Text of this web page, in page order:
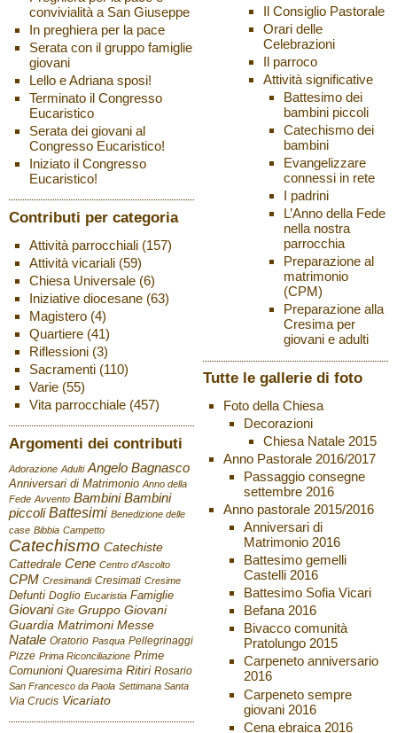
convivialità a San Giuseppe
In preghiera per la pace
Serata con il gruppo famiglie
giovani
Lello e Adriana sposi!
Terminato il Congresso
Eucaristico
Serata dei giovani al
Congresso Eucaristico!
Iniziato il Congresso
Eucaristico!
Contributi per categoria
Attività parrocchiali(157)
Attività vicariali(59)
Chiesa Universale(6)
Iniziative diocesane(63)
Magistero(4)
Quartiere(41)
Riflessioni(3)
Sacramenti(110)
Varie(55)
Vita parrocchiale(457)
Argomenti dei contributi
Adorazione Adulti Angelo Bagnasco
Anniversari di Matrimonio Anno della
Fede Avvento Bambini Bambini
piccoli Battesimi Benedizione delle
case Bibbia Campetto
Catechismo Catechiste
Cattedrale Cene Centro d'Ascolto
CPM Cresimandi Cresimati Cresime
Defunti Doglio Eucaristia Famiglie
Giovani Gite Gruppo Giovani
Guardia Matrimoni Messe
Natale Oratorio Pasqua Pellegrinaggi
Pizze Prima Riconciliazione Prime
Comunioni Quaresima Ritiri Rosario
San Francesco da Paola Settimana Santa
Via Crucis Vicariato
Il Consiglio Pastorale
Orari delle
Celebrazioni
Il parroco
Attività significative
Battesimo dei
bambini piccoli
Catechismo dei
bambini
Evangelizzare
connessi in rete
I padrini
L’Anno della Fede
nella nostra
parrocchia
Preparazione al
matrimonio
(CPM)
Preparazione alla
Cresima per
giovani e adulti
Tutte le gallerie di foto
Foto della Chiesa
Decorazioni
Chiesa Natale 2015
Anno Pastorale 2016/2017
Passaggio consegne
settembre 2016
Anno pastorale 2015/2016
Anniversari di
Matrimonio 2016
Battesimo gemelli
Castelli 2016
Battesimo Sofia Vicari
Befana 2016
Bivacco comunità
Pratolungo 2015
Carpeneto anniversario
2016
Carpeneto sempre
giovani 2016
Cena ebraica 2016